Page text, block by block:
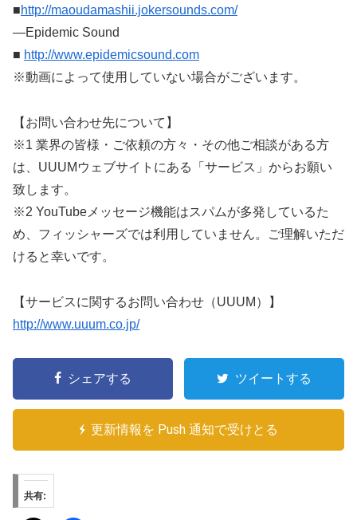
■http://maoudamashii.jokersounds.com/
―Epidemic Sound
■ http://www.epidemicsound.com
※動画によって使用していない場合がございます。
【お問い合わせ先について】
※1 業界の皆様・ご依頼の方々・その他ご相談がある方
は、UUUMウェブサイトにある「サービス」からお願い
致します。
※2 YouTubeメッセージ機能はスパムが多発しているた
め、フィッシャーズでは利用していません。ご理解いただ
けると幸いです。
【サービスに関するお問い合わせ（UUUM）】
http://www.uuum.co.jp/
シェアする ツイートする
更新情報を Push 通知で受けとる
共有: